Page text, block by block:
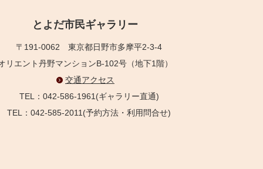
とよだ市民ギャラリー
〒191-0062 東京都日野市多摩平2-3-4
リエント丹野マンションB-102号（地下1階）
交通アクセス
TEL：042-586-1961(ギャラリー直通)
：042-585-2011(予約方法・利用問合せ)